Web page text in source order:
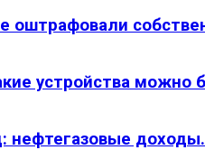
оштрафовали
устройства можно
нефтегазовые